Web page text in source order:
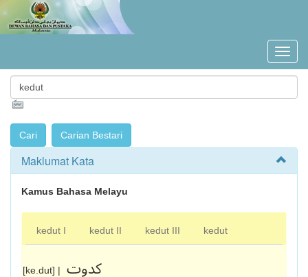
Maklumat Kata
Kamus Bahasa Melayu
kedut I kedut II kedut III kedut
[ke.dut] | کدوت